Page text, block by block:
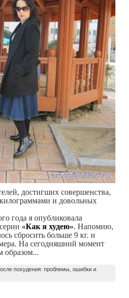
достигших совершенства,
и довольных
года я опубликовала
«Как я худею». Напомню,
сбросить больше 9 кг. и
На сегодняшний момент
образом...
похудения: проблемы, ошибки и